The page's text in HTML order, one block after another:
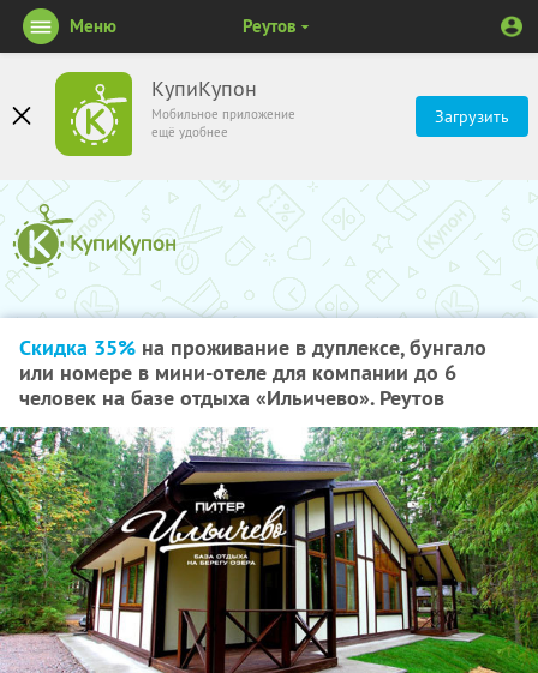
КупиКупон
Мобильное приложение
ещё удобнее
Загрузить
Меню Реутов
Скидка 35% на проживание в дуплексе, бунгало
или номере в мини-отеле для компании до 6
человек на базе отдыха «Ильичево». Реутов